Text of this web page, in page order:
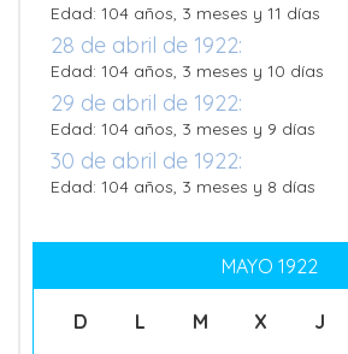
Edad: 104 años, 3 meses y 11 días
28 de abril de 1922:
Edad: 104 años, 3 meses y 10 días
29 de abril de 1922:
Edad: 104 años, 3 meses y 9 días
30 de abril de 1922:
Edad: 104 años, 3 meses y 8 días
MAYO 1922
D L M X J